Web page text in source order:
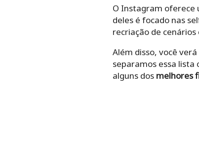
O Instagram oferece
deles é focado nas
recriação de
Além disso, você
separamos essa lista
alguns dos melhores